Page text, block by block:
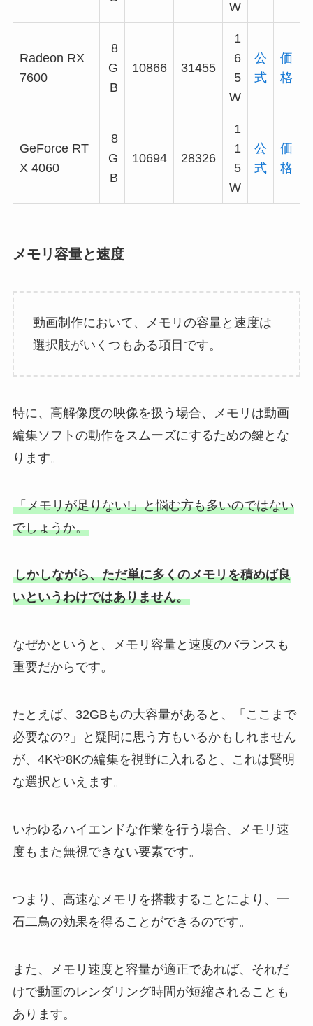
W
Radeon RX
7600
8
G
B
10866 31455
1
6
5
W
公
式
価
格
GeForce RT
X 4060
8
G
B
10694 28326
1
1
5
W
公
式
価
格
メモリ容量と速度
動画制作において、メモリの容量と速度は
選択肢がいくつもある項目です。
特に、高解像度の映像を扱う場合、メモリは動画
編集ソフトの動作をスムーズにするための鍵とな
ります。
「メモリが足りない!」と悩む方も多いのではない
でしょうか。
しかしながら、ただ単に多くのメモリを積めば良
いというわけではありません。
なぜかというと、メモリ容量と速度のバランスも
重要だからです。
たとえば、32GBもの大容量があると、「ここまで
必要なの?」と疑問に思う方もいるかもしれません
が、4Kや8Kの編集を視野に入れると、これは賢明
な選択といえます。
いわゆるハイエンドな作業を行う場合、メモリ速
度もまた無視できない要素です。
つまり、高速なメモリを搭載することにより、一
石二鳥の効果を得ることができるのです。
また、メモリ速度と容量が適正であれば、それだ
けで動画のレンダリング時間が短縮されることも
あります。